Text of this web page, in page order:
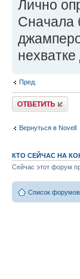
Лично
Сначала
нехватке
Пред.
Ответить
Вернуться в Novell
КТО СЕЙЧАС НА
Сейчас этот форум
Список форумов